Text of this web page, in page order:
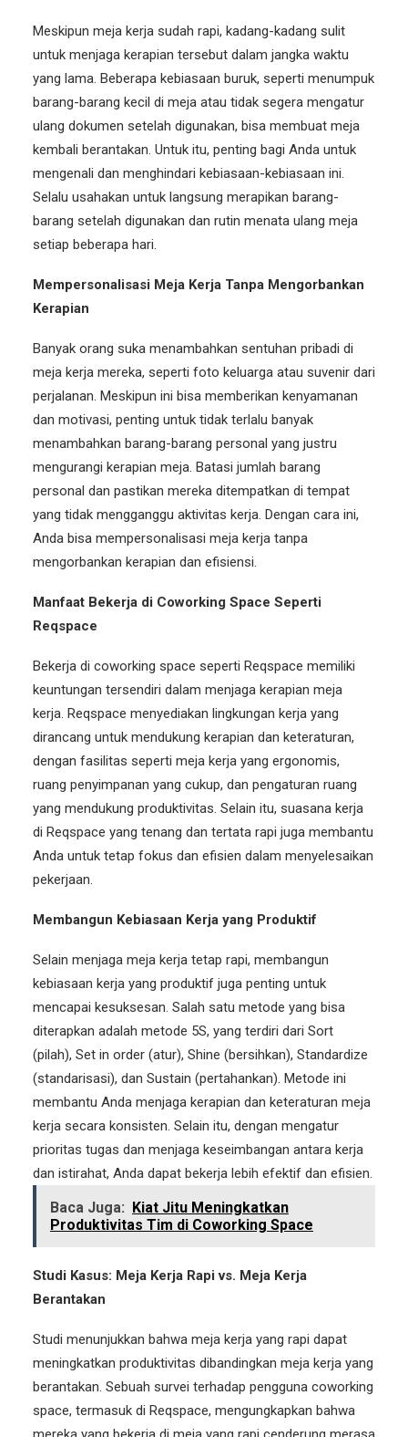
Meskipun meja kerja sudah rapi, kadang-kadang sulit
untuk menjaga kerapian tersebut dalam jangka waktu
yang lama. Beberapa kebiasaan buruk, seperti menumpuk
barang-barang kecil di meja atau tidak segera mengatur
ulang dokumen setelah digunakan, bisa membuat meja
kembali berantakan. Untuk itu, penting bagi Anda untuk
mengenali dan menghindari kebiasaan-kebiasaan ini.
Selalu usahakan untuk langsung merapikan barang-
barang setelah digunakan dan rutin menata ulang meja
setiap beberapa hari.
Mempersonalisasi Meja Kerja Tanpa Mengorbankan
Kerapian
Banyak orang suka menambahkan sentuhan pribadi di
meja kerja mereka, seperti foto keluarga atau suvenir dari
perjalanan. Meskipun ini bisa memberikan kenyamanan
dan motivasi, penting untuk tidak terlalu banyak
menambahkan barang-barang personal yang justru
mengurangi kerapian meja. Batasi jumlah barang
personal dan pastikan mereka ditempatkan di tempat
yang tidak mengganggu aktivitas kerja. Dengan cara ini,
Anda bisa mempersonalisasi meja kerja tanpa
mengorbankan kerapian dan efisiensi.
Manfaat Bekerja di Coworking Space Seperti
Reqspace
Bekerja di coworking space seperti Reqspace memiliki
keuntungan tersendiri dalam menjaga kerapian meja
kerja. Reqspace menyediakan lingkungan kerja yang
dirancang untuk mendukung kerapian dan keteraturan,
dengan fasilitas seperti meja kerja yang ergonomis,
ruang penyimpanan yang cukup, dan pengaturan ruang
yang mendukung produktivitas. Selain itu, suasana kerja
di Reqspace yang tenang dan tertata rapi juga membantu
Anda untuk tetap fokus dan efisien dalam menyelesaikan
pekerjaan.
Membangun Kebiasaan Kerja yang Produktif
Selain menjaga meja kerja tetap rapi, membangun
kebiasaan kerja yang produktif juga penting untuk
mencapai kesuksesan. Salah satu metode yang bisa
diterapkan adalah metode 5S, yang terdiri dari Sort
(pilah), Set in order (atur), Shine (bersihkan), Standardize
(standarisasi), dan Sustain (pertahankan). Metode ini
membantu Anda menjaga kerapian dan keteraturan meja
kerja secara konsisten. Selain itu, dengan mengatur
prioritas tugas dan menjaga keseimbangan antara kerja
dan istirahat, Anda dapat bekerja lebih efektif dan efisien.
Baca Juga: Kiat Jitu Meningkatkan
Produktivitas Tim di Coworking Space
Studi Kasus: Meja Kerja Rapi vs. Meja Kerja
Berantakan
Studi menunjukkan bahwa meja kerja yang rapi dapat
meningkatkan produktivitas dibandingkan meja kerja yang
berantakan. Sebuah survei terhadap pengguna coworking
space, termasuk di Reqspace, mengungkapkan bahwa